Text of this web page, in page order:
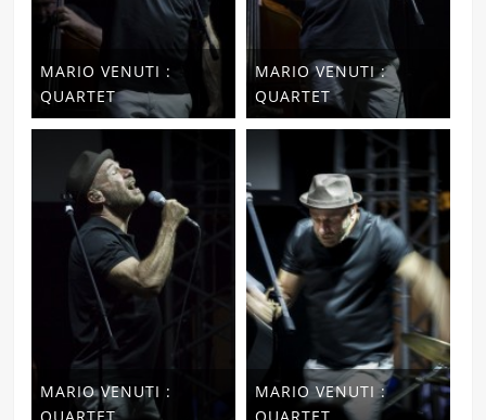
MARIO VENUTI :
QUARTET
MARIO VENUTI :
QUARTET
MARIO VENUTI :
MARIO VENUTI :